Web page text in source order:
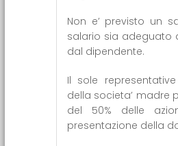
Non e’ previsto un
salario sia adeguato
dal dipendente.
Il sole
della societa’ madre
del 50% delle
presentazione della